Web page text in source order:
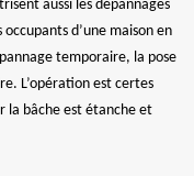
aussi les dépannages
d’une maison en
temporaire, la pose
L’opération est certes
la bâche est étanche et